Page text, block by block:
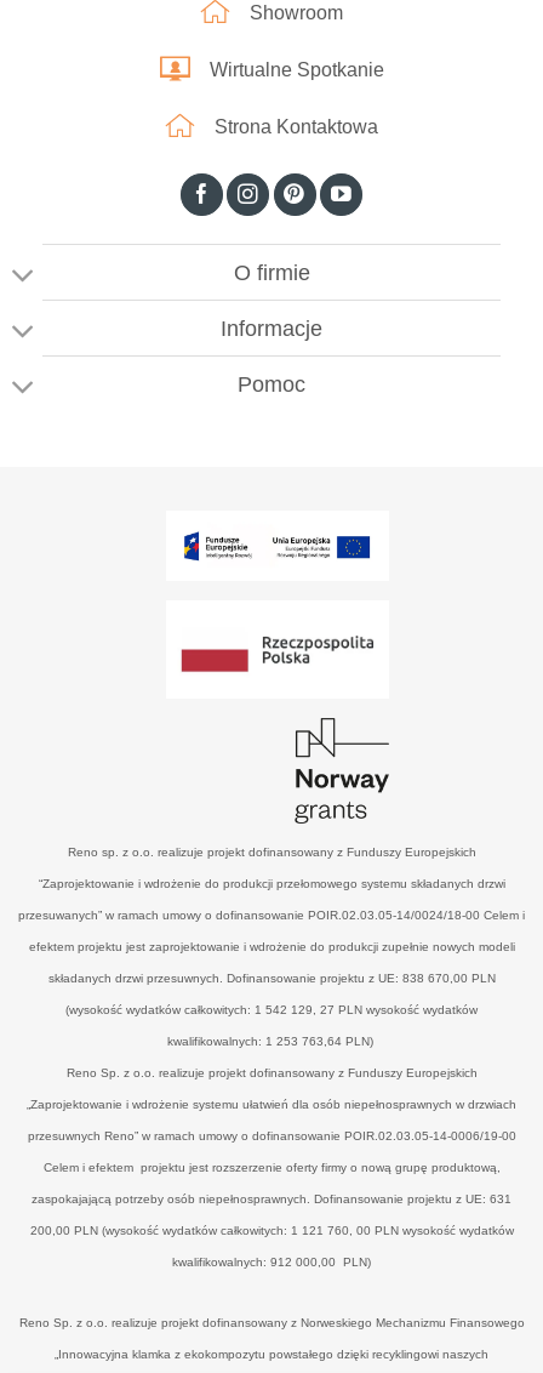
Showroom
Wirtualne Spotkanie
Strona Kontaktowa
O firmie
Informacje
Pomoc
Reno sp. z o.o. realizuje projekt dofinansowany z Funduszy Europejskich
“Zaprojektowanie i wdrożenie do produkcji przełomowego systemu składanych drzwi
przesuwanych” w ramach umowy o dofinansowanie POIR.02.03.05-14/0024/18-00 Celem i
efektem projektu jest zaprojektowanie i wdrożenie do produkcji zupełnie nowych modeli
składanych drzwi przesuwnych. Dofinansowanie projektu z UE: 838 670,00 PLN
(wysokość wydatków całkowitych: 1 542 129, 27 PLN wysokość wydatków
kwalifikowalnych: 1 253 763,64 PLN)
Reno Sp. z o.o. realizuje projekt dofinansowany z Funduszy Europejskich
„Zaprojektowanie i wdrożenie systemu ułatwień dla osób niepełnosprawnych w drzwiach
przesuwnych Reno” w ramach umowy o dofinansowanie POIR.02.03.05-14-0006/19-00
Celem i efektem projektu jest rozszerzenie oferty firmy o nową grupę produktową,
zaspokajającą potrzeby osób niepełnosprawnych. Dofinansowanie projektu z UE: 631
200,00 PLN (wysokość wydatków całkowitych: 1 121 760, 00 PLN wysokość wydatków
kwalifikowalnych: 912 000,00 PLN)
Reno Sp. z o.o. realizuje projekt dofinansowany z Norweskiego Mechanizmu Finansowego
„Innowacyjna klamka z ekokompozytu powstałego dzięki recyklingowi naszych